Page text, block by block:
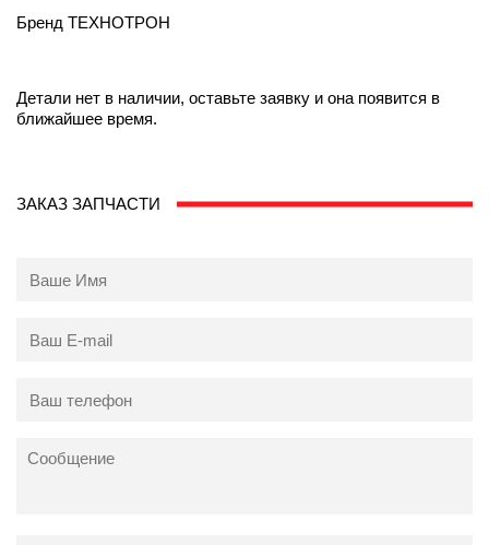
Бренд ТЕХНОТРОН
Детали нет в наличии, оставьте заявку и она появится в
ближайшее время.
ЗАКАЗ ЗАПЧАСТИ